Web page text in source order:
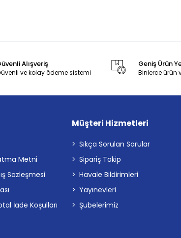
Alışveriş
ve kolay ödeme sistemi
Geniş Ürün
Binlerce ürün
Metni
Sözleşmesi
İade Koşulları
Müşteri Hizmetleri
Sıkça Sorulan Sorular
Sipariş Takip
Havale Bildirimleri
Yayınevleri
Şubelerimiz